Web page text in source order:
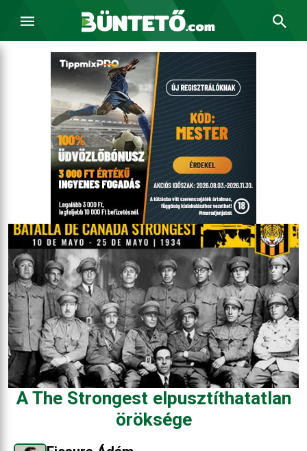
A The Strongest elpusztíthatatlan
öröksége